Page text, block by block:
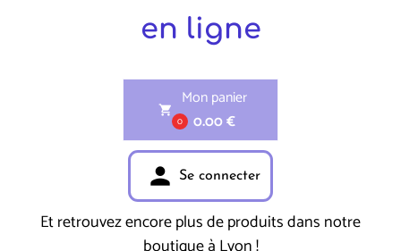
en ligne
shopping_cart
0
Mon panier
0.00 €
person Se connecter
Et retrouvez encore plus de produits dans notre